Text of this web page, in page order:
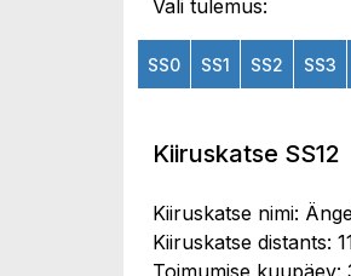
Vali tulemus:
SS0 SS1 SS2 SS3
Kiiruskatse SS12
Kiiruskatse nimi:
Kiiruskatse distants:
Toimumise kuupäev: